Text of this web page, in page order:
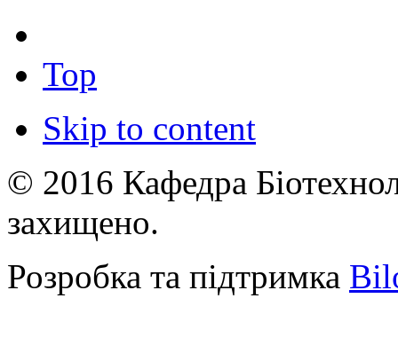
Top
Skip to content
© 2016 Кафедра
захищено.
Розробка та підтримка